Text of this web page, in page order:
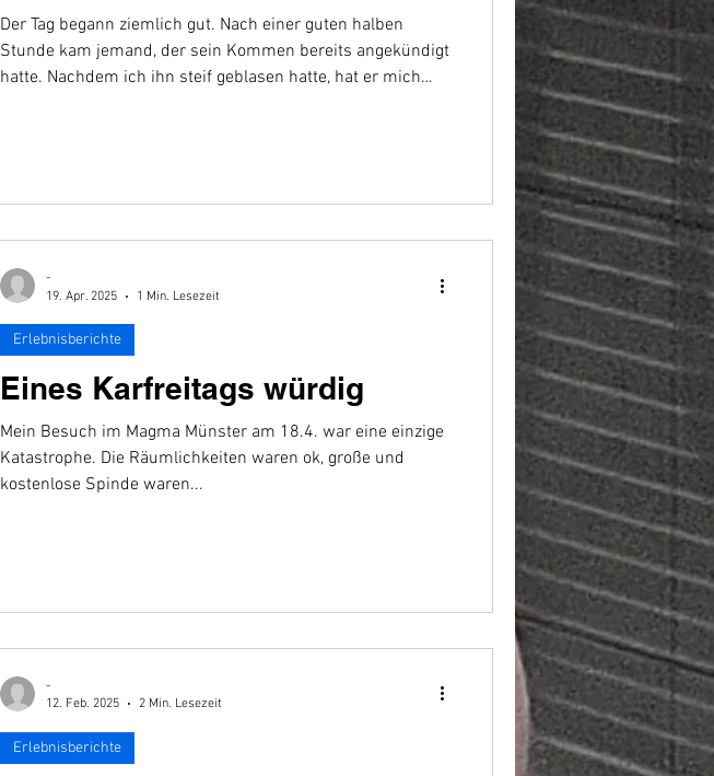
Der Tag begann ziemlich gut. Nach einer guten halben
Stunde kam jemand, der sein Kommen bereits angekündigt
hatte. Nachdem ich ihn steif geblasen hatte, hat er mich
Eines Karfreitags würdig
Mein Besuch im Magma Münster am 18.4. war eine einzige
Katastrophe. Die Räumlichkeiten waren ok, große und
kostenlose Spinde waren...
Erlebnisberichte
-
19. Apr. 2025
1 Min. Lesezeit
Erlebnisberichte
-
12. Feb. 2025
2 Min. Lesezeit